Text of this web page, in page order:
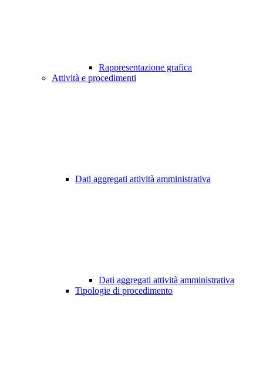
Rappresentazione grafica
Attività e procedimenti
Dati aggregati attività amministrativa
Dati aggregati attività amministrativa
Tipologie di procedimento